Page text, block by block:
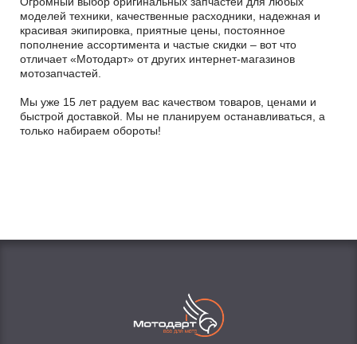
моделей техники, качественные расходники, надежная и
красивая экипировка, приятные цены, постоянное
пополнение ассортимента и частые скидки – вот что
отличает «Мотодарт» от других интернет-магазинов
мотозапчастей.
Мы уже 15 лет радуем вас качеством товаров, ценами и
быстрой доставкой. Мы не планируем останавливаться, а
только набираем обороты!